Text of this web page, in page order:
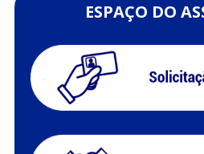
ESPAÇO DO